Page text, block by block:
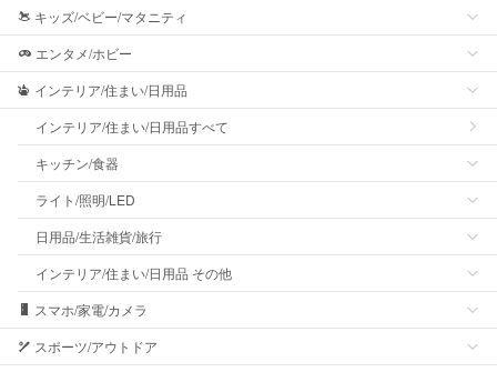
キッズ/ベビー/マタニティ
エンタメ/ホビー
インテリア/住まい/日用品
インテリア/住まい/日用品すべて
キッチン/食器
ライト/照明/LED
日用品/生活雑貨/旅行
インテリア/住まい/日用品 その他
スマホ/家電/カメラ
スポーツ/アウトドア